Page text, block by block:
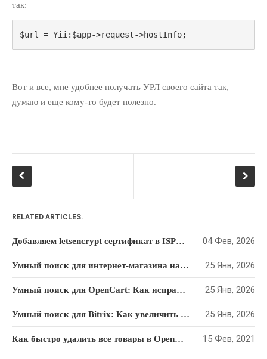
конверсию на 30-50 %!
Git
LAMP
OpenCart
SQL
WIn
Yii1
так:
$url = Yii:$app->request->hostInfo;
Вот и все, мне удобнее получать УРЛ своего сайта так,
думаю и еще кому-то будет полезно.
RELATED ARTICLES.
Добавляем letsencrypt сертификат в ISPmanager 5 вручную 04 Фев, 2026
Умный поиск для интернет-магазина на WordPress и WooCommerce: как увеличить продажи 25 Янв, 2026
Умный поиск для OpenCart: Как исправить опечатки и увеличить продажи интернет-магазина 25 Янв, 2026
Умный поиск для Bitrix: Как увеличить конверсию интернет-магазина и перестать терять клиентов из-за опечаток 25 Янв, 2026
Как быстро удалить все товары в OpenCart? — РЕШЕНИЕ 15 Фев, 2021